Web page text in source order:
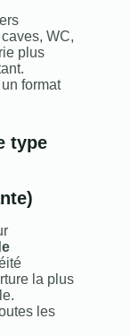
WC,
plus
format
type
la plus
les